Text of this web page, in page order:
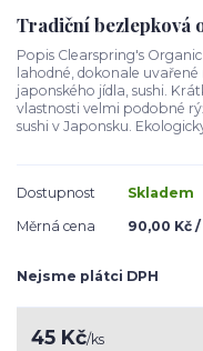
Tradiční bezlepková
Popis Clearspring's
lahodné, dokonale
japonského jídla, sushi.
vlastnosti velmi podobné
sushi v Japonsku.
Dostupnost
Skladem
Měrná cena
90,00 Kč
Nejsme plátci DPH
45 Kč/ks